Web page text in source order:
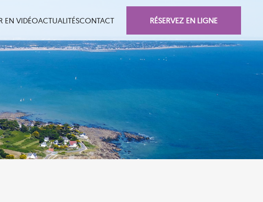
EN VIDÉOACTUALITÉSCONTACT RÉSERVEZ EN LIGNE